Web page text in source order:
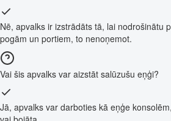
Nē, apvalks ir izstrādāts tā, lai nodrošinātu
pogām un portiem, to nenoņemot.
Vai šis apvalks var aizstāt salūzušu eņģi?
Jā, apvalks var darboties kā eņģe